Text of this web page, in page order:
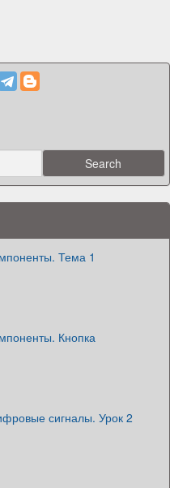
Тема 1
Кнопка
сигналы. Урок 2